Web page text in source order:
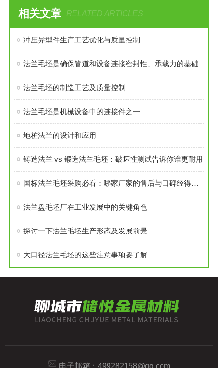
相关文章 RELATED ARTICLES
冲压异型件生产工艺优化与质量控制
法兰毛坯是确保管道和设备连接密封性、承载力的基础
法兰毛坯的制造工艺及质量控制
法兰毛坯是机械设备中的连接件之一
地桩法兰的设计和应用
铸造法兰 vs 锻造法兰毛坯：破坏性测试告诉你谁更耐用
国标法兰毛坯采购必看：哪家厂家的售后与口碑经得起考验？
法兰盘毛坯厂在工业发展中的关键角色
探讨一下法兰毛坯生产形态及发展前景
大口径法兰毛坯的这些注意事项要了解
电子邮箱： 499282158@qq.com